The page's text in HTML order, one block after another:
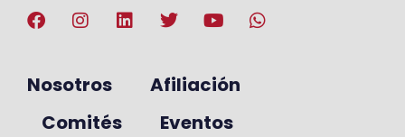
Nosotros
Afiliación
Comités
Eventos